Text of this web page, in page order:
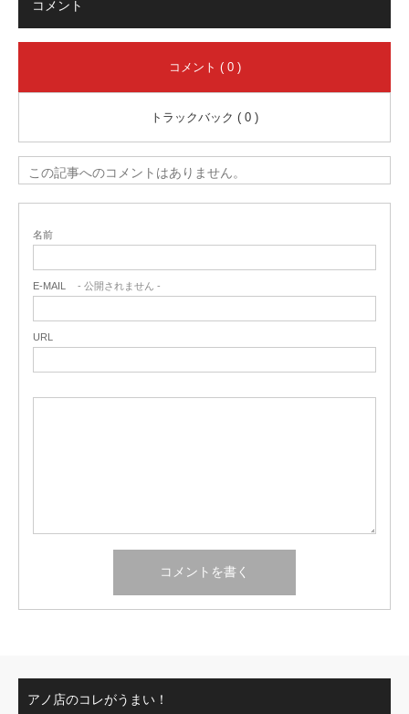
コメント
コメント ( 0 )
トラックバック ( 0 )
この記事へのコメントはありません。
名前
E-MAIL - 公開されません -
URL
アノ店のコレがうまい！